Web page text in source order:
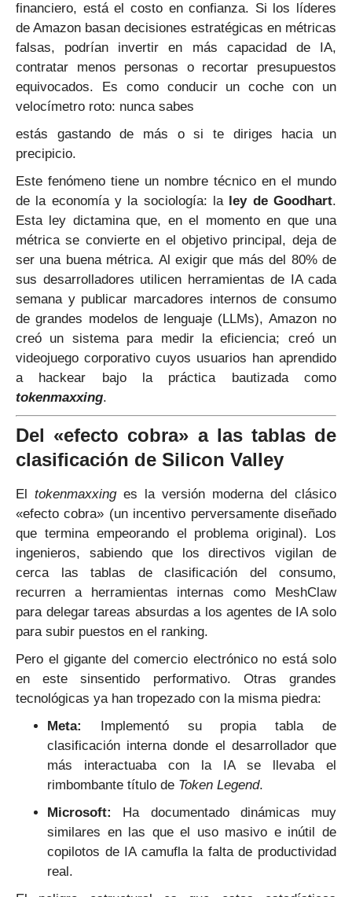
financiero, está el costo en confianza. Si los líderes
de Amazon basan decisiones estratégicas en métricas
falsas, podrían invertir en más capacidad de IA,
contratar menos personas o recortar presupuestos
equivocados. Es como conducir un coche con un
velocímetro roto: nunca sabes
estás gastando de más o si te diriges hacia un
precipicio.
Este fenómeno tiene un nombre técnico en el mundo
de la economía y la sociología: la ley de Goodhart.
Esta ley dictamina que, en el momento en que una
métrica se convierte en el objetivo principal, deja de
ser una buena métrica. Al exigir que más del 80% de
sus desarrolladores utilicen herramientas de IA cada
semana y publicar marcadores internos de consumo
de grandes modelos de lenguaje (LLMs), Amazon no
creó un sistema para medir la eficiencia; creó un
videojuego corporativo cuyos usuarios han aprendido
a hackear bajo la práctica bautizada como
tokenmaxxing.
Del «efecto cobra» a las tablas de
clasificación de Silicon Valley
El tokenmaxxinges la versión moderna del clásico
«efecto cobra» (un incentivo perversamente diseñado
que termina empeorando el problema original). Los
ingenieros, sabiendo que los directivos vigilan de
cerca las tablas de clasificación del consumo,
recurren a herramientas internas como MeshClaw
para delegar tareas absurdas a los agentes de IA solo
para subir puestos en el ranking.
Pero el gigante del comercio electrónico no está solo
en este sinsentido performativo. Otras grandes
tecnológicas ya han tropezado con la misma piedra:
Meta:
Implementó su propia tabla de
clasificación interna donde el desarrollador que
más interactuaba con la IA se llevaba el
rimbombante título de Token Legend.
Microsoft:
Ha documentado dinámicas muy
similares en las que el uso masivo e inútil de
copilotos de IA camufla la falta de productividad
real.